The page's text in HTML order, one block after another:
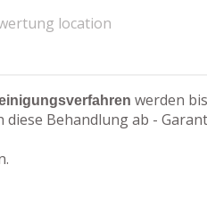
location
werden
Behandlung ab -